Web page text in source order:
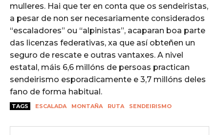
mulleres. Hai que ter en conta que os sendeiristas,
a pesar de non ser necesariamente considerados
“escaladores” ou “alpinistas”, acaparan boa parte
das licenzas federativas, xa que así obteñen un
seguro de rescate e outras vantaxes. A nivel
estatal, máis 6,6 millóns de persoas practican
sendeirismo esporadicamente e 3,7 millóns deles
fano de forma habitual.
TAGS ESCALADA MONTAÑA RUTA SENDEIRISMO